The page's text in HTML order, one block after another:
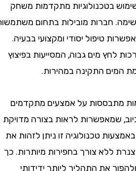
בטכנולוגיות מתקדמות משחק
מובילות בתחום משתמשות
טיפול יסודי ומקצועי בבעיה.
מים גבוה, המסייעות בפיצוץ
התקינה במהירות.
על אמצעים מתקדמים
שמאפשרות לראות בצורה מדויקת
טכנולוגיה זו ניתן לזהות את
צורך בחפירות מיותרות. כך
את התהליך ליותר ידידותי